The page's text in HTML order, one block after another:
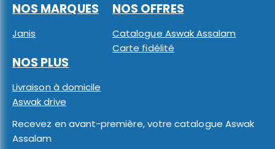
NOS MARQUES
Janis
NOS OFFRES
Catalogue Aswak Assalam
Carte fidélité
NOS PLUS
Livraison à domicile
Aswak drive
Recevez en avant-première, votre catalogue Aswak
Assalam